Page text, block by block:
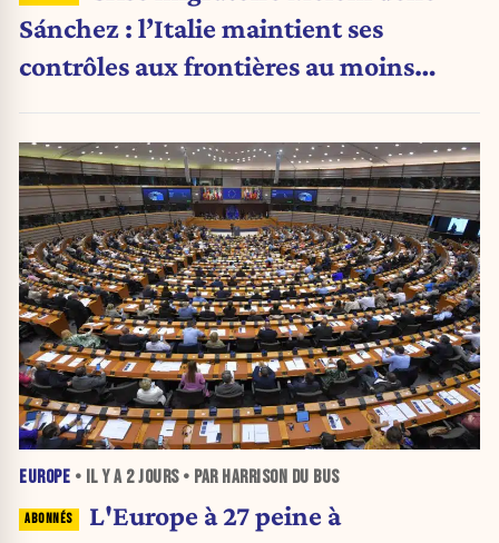
Sánchez : l’Italie maintient ses
contrôles aux frontières au moins
EUROPE • IL Y A 2 JOURS• PAR HARRISON DU BUS
L'Europe à 27 peine à